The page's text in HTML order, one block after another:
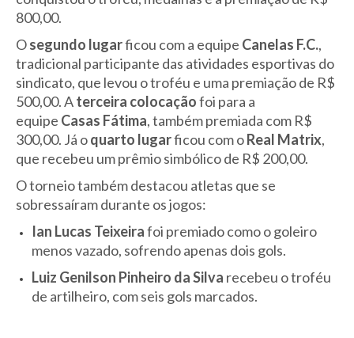
800,00.
Osegundo lugarficou com a equipe Canelas F.C.,
tradicional participante das atividades esportivas do
sindicato, que levou o troféu e uma premiação de R$
500,00. Aterceira colocaçãofoi para a
equipe Casas Fátima, também premiada com R$
300,00. Já oquarto lugarficou com oReal Matrix,
que recebeu um prêmio simbólico de R$ 200,00.
O torneio também destacou atletas que se
sobressaíram durante os jogos:
Ian Lucas Teixeirafoi premiado como o goleiro
menos vazado, sofrendo apenas dois gols.
Luiz Genilson Pinheiro da Silva recebeu o troféu
de artilheiro, com seis gols marcados.